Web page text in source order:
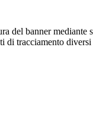
del banner
di tracciamento